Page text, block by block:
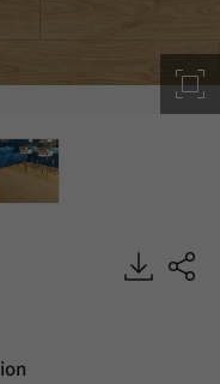
Vinyl Tile, HFLOR